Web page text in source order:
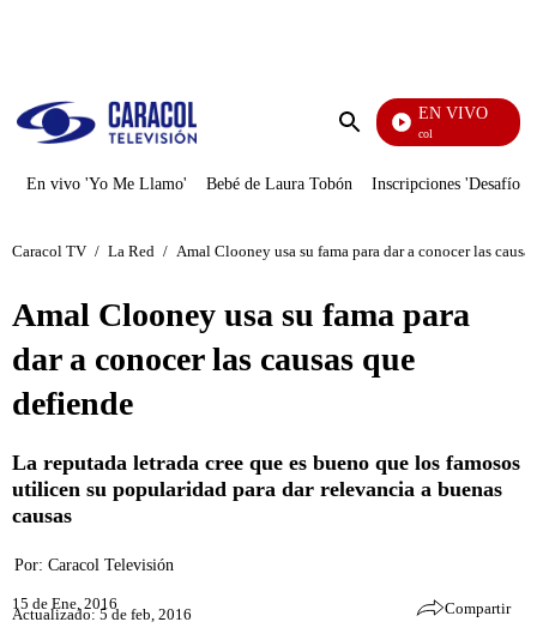
Enviar
EN VIVO
Noticias Caracol
En vivo 'Yo Me Llamo' Bebé de Laura Tobón Inscripciones 'Desafío'
Caracol TV / La Red / Amal Clooney usa su fama para dar a conocer las
Amal Clooney usa su fama para
dar a conocer las causas que
defiende
La reputada letrada cree que es bueno que los famosos
utilicen su popularidad para dar relevancia a buenas
causas
Por: Caracol Televisión
15 de Ene, 2016
Actualizado: 5 de feb, 2016 Compartir